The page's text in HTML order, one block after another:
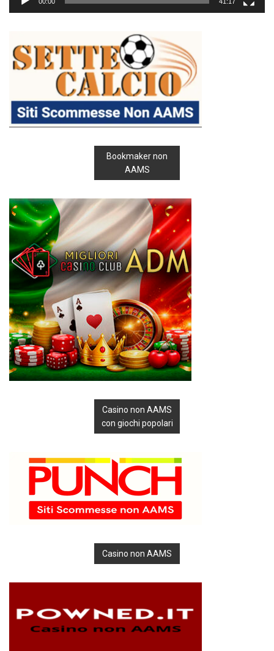
Bookmaker non
AAMS
Casino non AAMS
con giochi popolari
Casino non AAMS